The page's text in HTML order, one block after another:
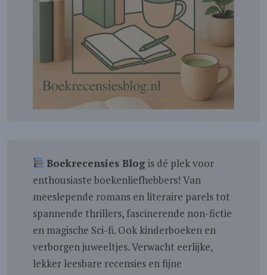
Boekrecensies Blogis dé plek voor
enthousiaste boekenliefhebbers! Van
meeslepende romans en literaire parels tot
spannende thrillers, fascinerende non-fictie
en magische Sci-fi. Ook kinderboeken en
verborgen juweeltjes. Verwacht eerlijke,
lekker leesbare recensies en fijne